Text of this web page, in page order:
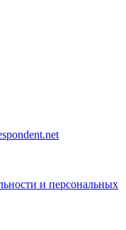
и персональных